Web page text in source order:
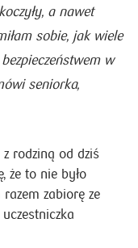
a nawet
sobie, jak wiele
w
seniorka,
rodziną od dziś
że to nie było
zabiorę ze